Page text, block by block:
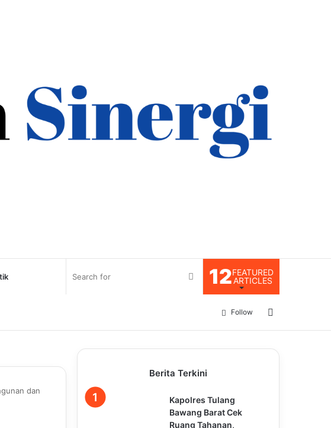
12FEATURED
ARTICLES
Search
In
Follow
dan
Berita Terkini
Kapolres Tulang
Bawang Barat Cek
Ruang Tahanan,